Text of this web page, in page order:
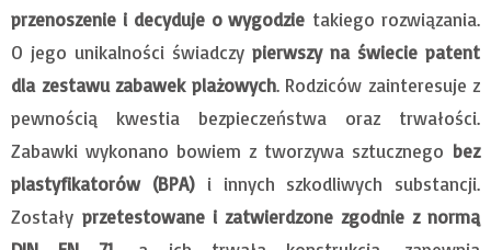
przenoszenie i decyduje o wygodzie takiego rozwiązania.
O jego unikalności świadczypierwszy na świecie patent
dla zestawu zabawek plażowych. Rodziców zainteresuje z
pewnością kwestia bezpieczeństwa oraz trwałości.
Zabawki wykonano bowiem z tworzywa sztucznego bez
plastyfikatorów (BPA)i innych szkodliwych substancji.
Zostały przetestowane i zatwierdzone zgodnie z normą